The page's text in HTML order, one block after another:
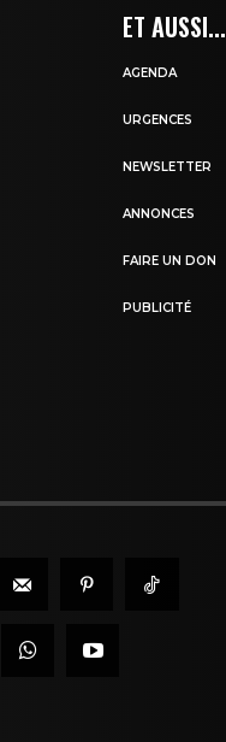
ET AUSSI...
AGENDA
URGENCES
NEWSLETTER
ANNONCES
FAIRE UN DON
PUBLICITÉ